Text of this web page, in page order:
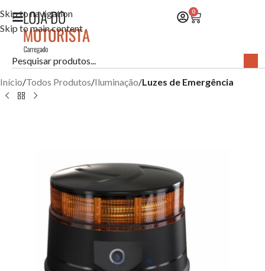
Skip to navigation
Skip to main content
0
Início Todos Produtos Iluminação Luzes de Emergência